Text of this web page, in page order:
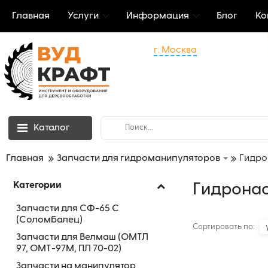
Главная Услуги Информация Блог
г. Москва
Каталог
Главная Запчасти для гидроманипуляторов
Категории
Запчасти для СФ-65 С
(Соломбалец)
Запчасти для Велмаш (ОМТЛ
97, ОМТ-97М, ПЛ 70-02)
Сортировать по: